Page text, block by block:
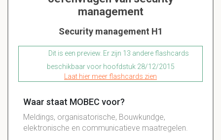
management
Security management H1
Dit is een preview. Er zijn 13 andere flashcards
beschikbaar voor hoofdstuk 28/12/2015
Laat hier meer flashcards zien
Waar staat MOBEC voor?
Meldings, organisatorische, Bouwkundge,
elektronische en communicatieve maatregelen.